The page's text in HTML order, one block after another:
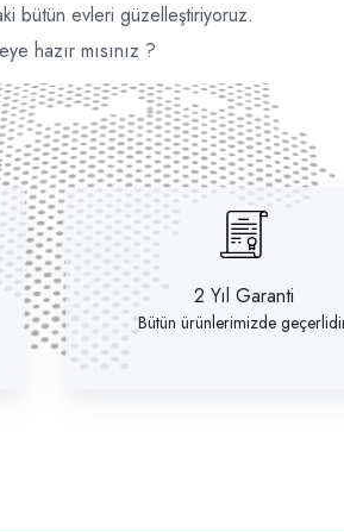
bütün evleri güzelleştiriyoruz.
hazır mısınız ?
2 Yıl Garanti
Bütün ürünlerimizde